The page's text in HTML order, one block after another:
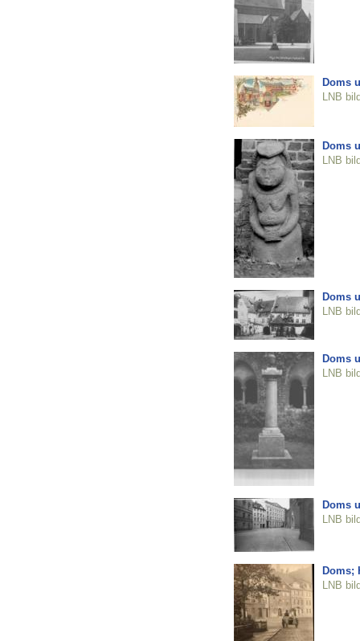
Doms
LNB
Doms
LNB
Doms
LNB
Doms
LNB
Doms
LNB
Doms;
LNB